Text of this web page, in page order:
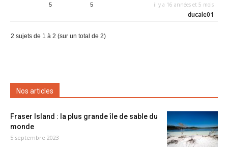
5 5 il y a 16 années et 5 mois
ducale01
2 sujets de 1 à 2 (sur un total de 2)
Nos articles
Fraser Island : la plus grande île de sable du
monde
5 septembre 2023